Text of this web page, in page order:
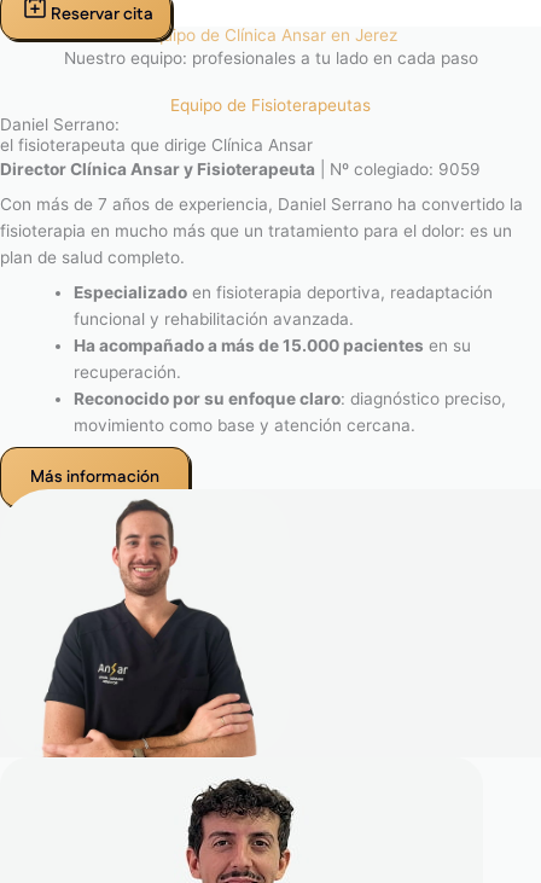
Reservar cita
Equipo de Clínica Ansar en Jerez
Nuestro equipo: profesionales a tu lado en cada paso
Equipo de Fisioterapeutas
Daniel Serrano:
el fisioterapeuta que dirige Clínica Ansar
Director Clínica Ansar y Fisioterapeuta | Nº colegiado: 9059
Con más de 7 años de experiencia, Daniel Serrano ha convertido la
fisioterapia en mucho más que un tratamiento para el dolor: es un
plan de salud completo.
Especializado en fisioterapia deportiva, readaptación
funcional y rehabilitación avanzada.
Ha acompañado a más de 15.000 pacientes en su
recuperación.
Reconocido por su enfoque claro: diagnóstico preciso,
movimiento como base y atención cercana.
Más información